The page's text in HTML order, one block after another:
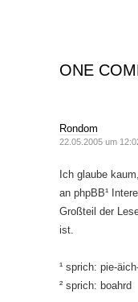
ONE
Rondom
22.05.2005 um
Ich glaube
an phpBB¹
Großteil der
ist.
¹ sprich: pie-
² sprich: boahrd